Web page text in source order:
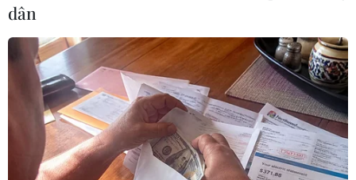
cấp phép cho vắcxin ngừa COVID-19 do
AstraZeneca sản xuất trong EU, loại vắcxin
ngừa COVID-19 thứ ba mà khối này phê duyệt
sau Pfizer-BioNTech và Moderna./.
(TTXVN/Vietnam+)
dân